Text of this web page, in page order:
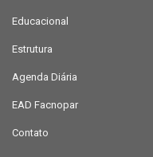
Educacional
Estrutura
Agenda Diária
EAD Facnopar
Contato